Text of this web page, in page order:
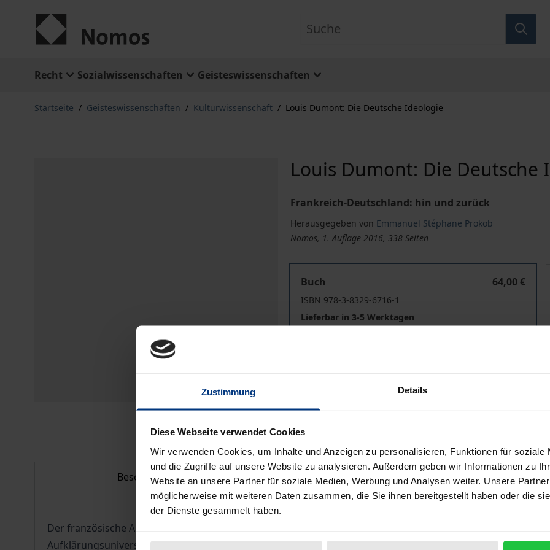
Zustimmung Details
Diese Webseite verwendet Cookies
Wir verwenden Cookies, um Inhalte und Anzeigen zu personalisieren, Funktionen für soziale
und die Zugriffe auf unsere Website zu analysieren. Außerdem geben wir Informationen zu
Website an unsere Partner für soziale Medien, Werbung und Analysen weiter. Unsere
möglicherweise mit weiteren Daten zusammen, die Sie ihnen bereitgestellt haben oder die
der Dienste gesammelt haben.
Recht Sozialwissenschaften Geisteswissenschaften
Startseite / Geisteswissenschaften / Kulturwissenschaft / Louis Dumont: Die Deutsche Ideologie
Louis Dumont: Die Deutsche
Frankreich-Deutschland: hin und zurück
Herausgegeben von Emmanuel Stéphane Prokob
Nomos, 1. Auflage 2016, 338 Seiten
Buch
64,00 €
ISBN 978-3-8329-6716-1
Lieferbar in 3-5 Werktagen
Preisangaben inkl. MwSt. Abhängig von der Lieferadresse
In den Warenkorb Zur Wunschliste
Beschreibung Bibliografische Angaben
Der französische Anthropologe Louis Dumont zeichnet die Entwicklung der klassischen deutschen Kultur in
Aufklärungsuniversalismus nach.